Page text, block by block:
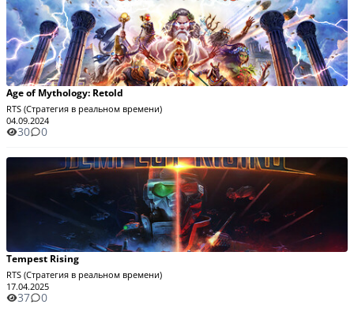
Age of Mythology: Retold
RTS (Стратегия в реальном времени)
04.09.2024
30 0
Tempest Rising
RTS (Стратегия в реальном времени)
17.04.2025
37 0